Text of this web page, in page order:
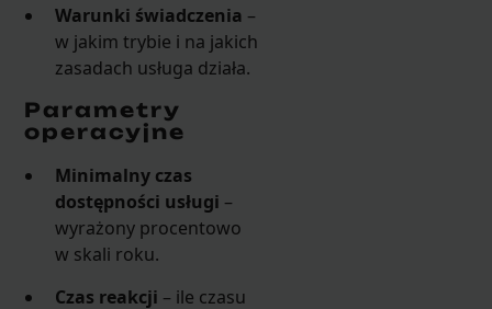
Warunki świadczenia –
w jakim trybie i na jakich
zasadach usługa działa.
Parametry
operacyjne
Minimalny czas
dostępności usługi –
wyrażony procentowo
w skali roku.
Czas reakcji – ile czasu